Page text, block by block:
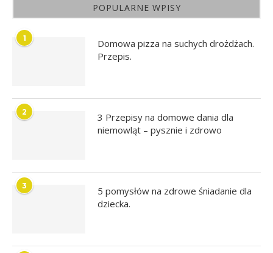
POPULARNE WPISY
1
Domowa pizza na suchych drożdżach.
Przepis.
2
3 Przepisy na domowe dania dla
niemowląt – pysznie i zdrowo
3
5 pomysłów na zdrowe śniadanie dla
dziecka.